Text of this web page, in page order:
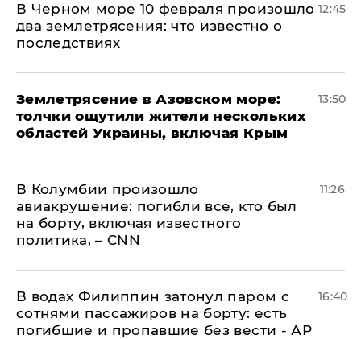
В Черном море 10 февраля произошло
два землетрясения: что известно о
последствиях
12:45
Землетрясение в Азовском море:
толчки ощутили жители нескольких
областей Украины, включая Крым
13:50
В Колумбии произошло
авиакрушение: погибли все, кто был
на борту, включая известного
политика, – CNN
11:26
В водах Филиппин затонул паром с
сотнями пассажиров на борту: есть
погибшие и пропавшие без вести - АР
16:40